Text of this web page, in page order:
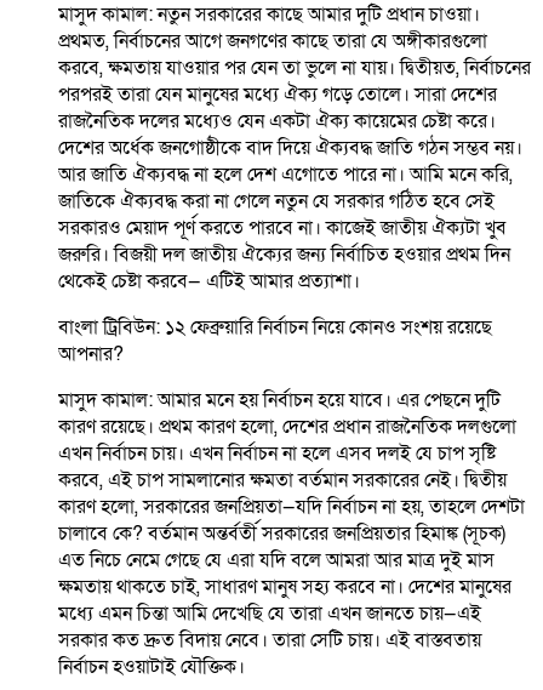
মাসুদ কামাল: নতুন সরকারের কাছে আমার দুটি প্রধান চাওয়া।
প্রথমত, নির্বাচনের আগে জনগণের কাছে তারা যে অঙ্গীকারগুলো
করবে, ক্ষমতায় যাওয়ার পর যেন তা ভুলে না যায়। দ্বিতীয়ত, নির্বাচনের
পরপরই তারা যেন মানুষের মধ্যে ঐক্য গড়ে তোলে। সারা দেশের
রাজনৈতিক দলের মধ্যেও যেন একটা ঐক্য কায়েমের চেষ্টা করে।
দেশের অর্ধেক জনগোষ্ঠীকে বাদ দিয়ে ঐক্যবদ্ধ জাতি গঠন সম্ভব নয়।
আর জাতি ঐক্যবদ্ধ না হলে দেশ এগোতে পারে না। আমি মনে করি,
জাতিকে ঐক্যবদ্ধ করা না গেলে নতুন যে সরকার গঠিত হবে সেই
সরকারও মেয়াদ পূর্ণ করতে পারবে না। কাজেই জাতীয় ঐক্যটা খুব
জরুরি। বিজয়ী দল জাতীয় ঐক্যের জন্য নির্বাচিত হওয়ার প্রথম দিন
থেকেই চেষ্টা করবে— এটিই আমার প্রত্যাশা।
বাংলা ট্রিবিউন: ১২ ফেব্রুয়ারি নির্বাচন নিয়ে কোনও সংশয় রয়েছে
আপনার?
মাসুদ কামাল: আমার মনে হয় নির্বাচন হয়ে যাবে। এর পেছনে দুটি
কারণ রয়েছে। প্রথম কারণ হলো, দেশের প্রধান রাজনৈতিক দলগুলো
এখন নির্বাচন চায়। এখন নির্বাচন না হলে এসব দলই যে চাপ সৃষ্টি
করবে, এই চাপ সামলানোর ক্ষমতা বর্তমান সরকারের নেই। দ্বিতীয়
কারণ হলো, সরকারের জনপ্রিয়তা—যদি নির্বাচন না হয়, তাহলে দেশটা
চালাবে কে? বর্তমান অন্তর্বর্তী সরকারের জনপ্রিয়তার হিমাঙ্ক (সূচক)
এত নিচে নেমে গেছে যে এরা যদি বলে আমরা আর মাত্র দুই মাস
ক্ষমতায় থাকতে চাই, সাধারণ মানুষ সহ্য করবে না। দেশের মানুষের
মধ্যে এমন চিন্তা আমি দেখেছি যে তারা এখন জানতে চায়—এই
সরকার কত দ্রুত বিদায় নেবে। তারা সেটি চায়। এই বাস্তবতায়
নির্বাচন হওয়াটাই যৌক্তিক।